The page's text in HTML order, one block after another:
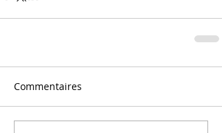
Commentaires